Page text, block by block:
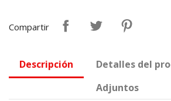
Compartir
Descripción
Detalles del
Adjuntos